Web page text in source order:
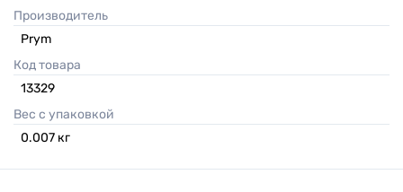
Производитель
Prym
Код товара
13329
Вес с упаковкой
0.007 кг